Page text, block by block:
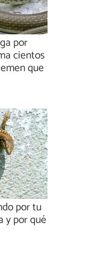
por
cientos
que
por tu
y por qué